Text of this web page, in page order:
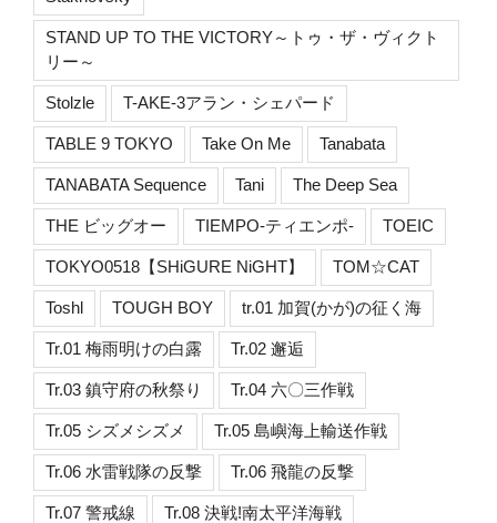
STAND UP TO THE VICTORY～トゥ・ザ・ヴィクト
リー～
Stolzle T-AKE-3アラン・シェパード
TABLE 9 TOKYO Take On Me Tanabata
TANABATA Sequence Tani The Deep Sea
THE ビッグオー TIEMPO-ティエンポ- TOEIC
TOKYO0518【SHiGURE NiGHT】 TOM☆CAT
Toshl TOUGH BOY tr.01 加賀(かが)の征く海
Tr.01 梅雨明けの白露 Tr.02 邂逅
Tr.03 鎮守府の秋祭り Tr.04 六〇三作戦
Tr.05 シズメシズメ Tr.05 島嶼海上輸送作戦
Tr.06 水雷戦隊の反撃 Tr.06 飛龍の反撃
Tr.07 警戒線 Tr.08 決戦!南太平洋海戦